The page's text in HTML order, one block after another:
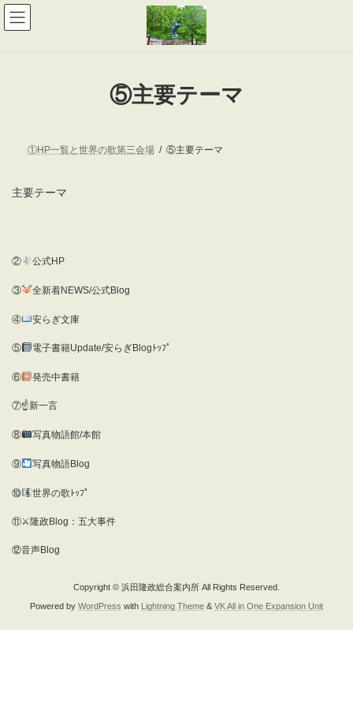
コ
ン
テ
ナ
ビ
ゲ
⑤主要テーマ
①HP一覧と世界の歌第三会場 ⑤主要テーマ
主要テーマ
② 公式HP
③ 全新着NEWS/公式Blog
④ 安らぎ文庫
⑤ 電子書籍Update/安らぎBlogﾄｯﾌﾟ
⑥ 発売中書籍
⑦☝新一言
⑧ 写真物語館/本館
⑨ 写真物語Blog
⑩ 世界の歌ﾄｯﾌﾟ
⑪⚔隆政Blog：五大事件
⑫音声Blog
Copyright © 浜田隆政総合案内所 All Rights Reserved.
Powered by WordPress with Lightning Theme & VK All in One Expansion Unit